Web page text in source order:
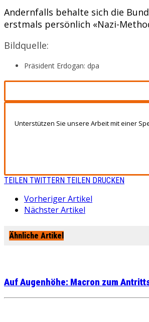
Andernfalls behalte sich die
erstmals persönlich «Nazi-
Bildquelle:
Präsident Erdogan: dpa
Unterstützen Sie unsere Arbeit mit einer
TEILEN TWITTERN TEILEN DRUCKEN
Vorheriger Artikel
Nächster Artikel
Ähnliche Artikel
Auf Augenhöhe: Macron zum